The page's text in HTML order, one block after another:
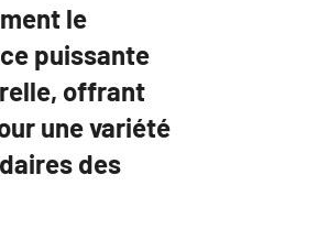
le
puissante
offrant
une variété
des